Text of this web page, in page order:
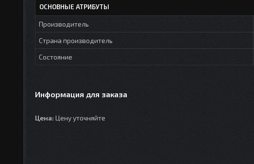
ОСНОВНЫЕ АТРИБУТЫ
Производитель
Страна производитель
Состояние
Информация для заказа
Цена: Цену уточняйте